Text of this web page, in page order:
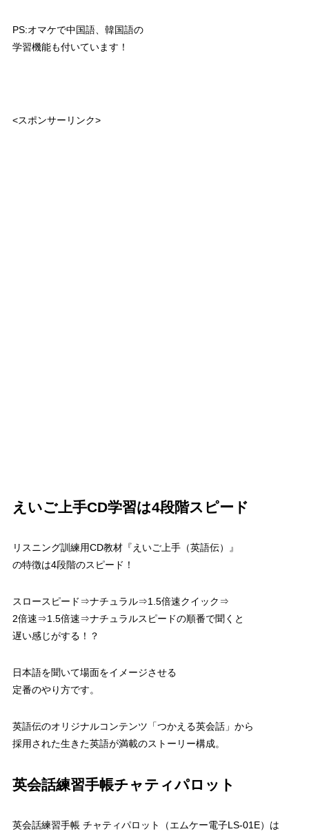
PS:オマケで中国語、韓国語の
学習機能も付いています！
<スポンサーリンク>
えいご上手CD学習は4段階スピード
リスニング訓練用CD教材『えいご上手（英語伝）』
の特徴は4段階のスピード！
スロースピード⇒ナチュラル⇒1.5倍速クイック⇒
2倍速⇒1.5倍速⇒ナチュラルスピードの順番で聞くと
遅い感じがする！？
日本語を聞いて場面をイメージさせる
定番のやり方です。
英語伝のオリジナルコンテンツ「つかえる英会話」から
採用された生きた英語が満載のストーリー構成。
英会話練習手帳チャティパロット
英会話練習手帳 チャティパロット（エムケー電子LS-01E）は